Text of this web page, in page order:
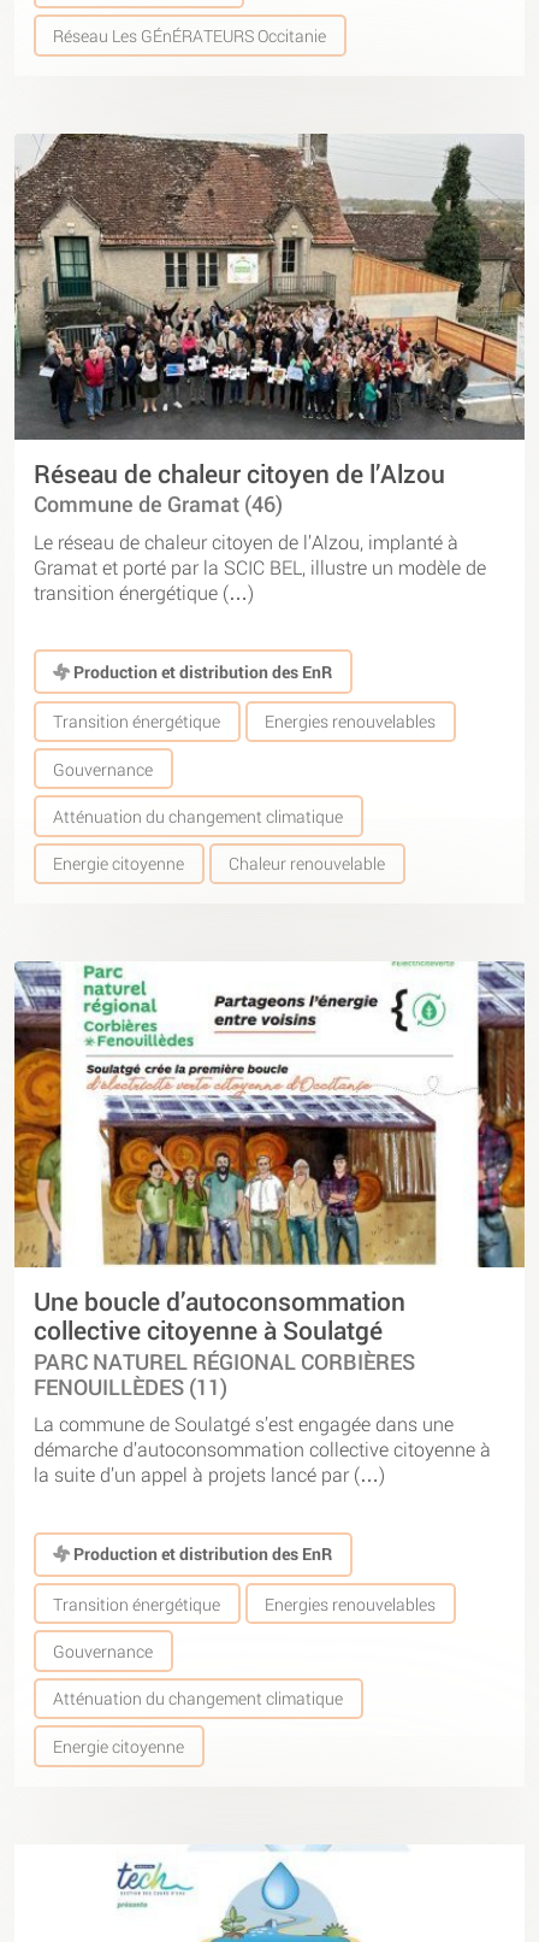
Réseau Les GÉnÉRATEURS Occitanie
Réseau de chaleur citoyen de l’Alzou
Commune de Gramat (46)
Le réseau de chaleur citoyen de l’Alzou, implanté à
Gramat et porté par la SCIC BEL, illustre un modèle de
transition énergétique (…)
Production et distribution des EnR
Transition énergétique Energies renouvelables
Gouvernance
Atténuation du changement climatique
Energie citoyenne Chaleur renouvelable
Une boucle d’autoconsommation
collective citoyenne à Soulatgé
PARC NATUREL RÉGIONAL CORBIÈRES
FENOUILLÈDES (11)
La commune de Soulatgé s’est engagée dans une
démarche d’autoconsommation collective citoyenne à
la suite d’un appel à projets lancé par (…)
Production et distribution des EnR
Transition énergétique Energies renouvelables
Gouvernance
Atténuation du changement climatique
Energie citoyenne